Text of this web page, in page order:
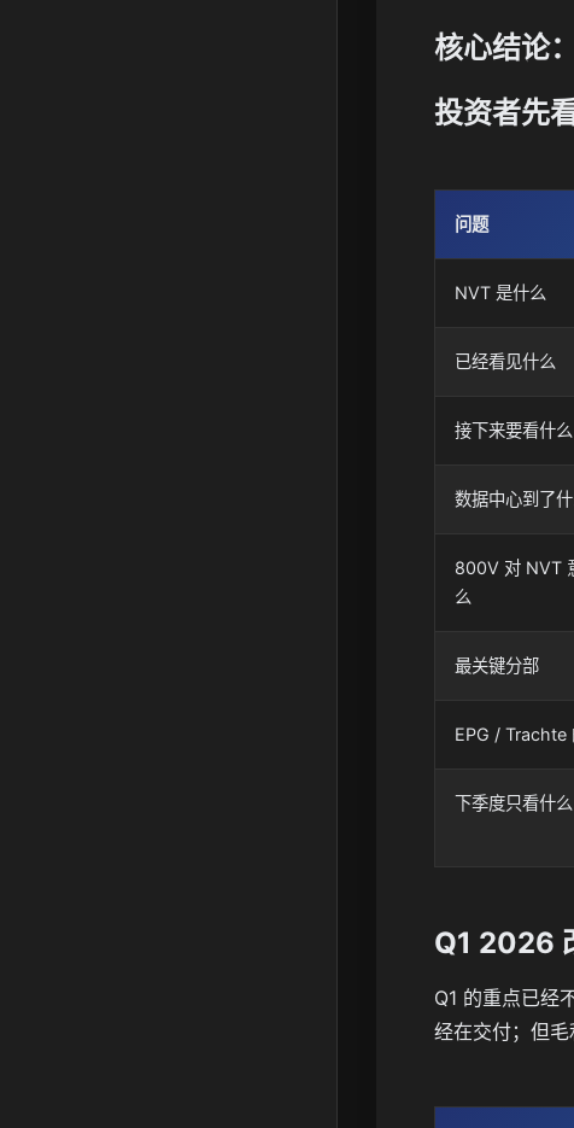
核心结论
投资者先
问题
NVT 是什么
已经看见什么
接下来要看什么
数据中心到了
800V 对 NVT
么
最关键分部
EPG / Trachte
下季度只看什么
Q1 2026
Q1 的重点已经
经在交付；但